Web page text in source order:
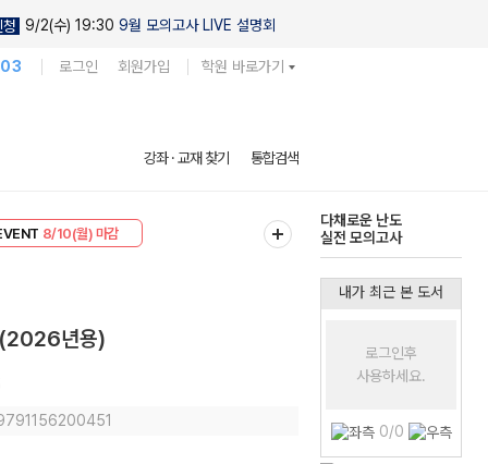
청 9/2(수) 19:30 9월 모의고사 LIVE 설명회
로그인 회원가입 학원 바로가기
강좌 · 교재 찾기 통합검색
8/10(월) 마감
다채로운 난도
실전 모의고사
(2026년용)
내가 최근 본 도서
로그인후
사용하세요.
0/0